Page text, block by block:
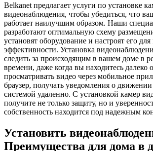
Belkanet предлагает услуги по установке
видеонаблюдения, чтобы убедиться, что
работает наилучшим образом. Наши
разработают оптимальную схему
установят оборудование и настроят его
эффективности. Установка
следить за происходящим в вашем доме в
времени, даже когда вы находитесь
просматривать видео через мобильное
браузер, получать уведомления о
системой удаленно. С установкой камер
получите не только защиту, но и
собственность находится под надежным
Установить
Преимущества для дома в